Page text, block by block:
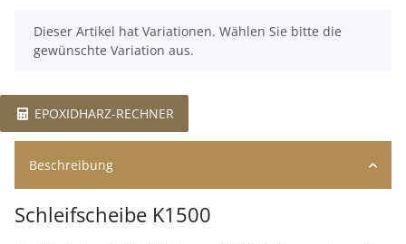
x
Dieser Artikel hat Variationen. Wählen Sie bitte die
gewünschte Variation aus.
EPOXIDHARZ-RECHNER
Beschreibung
Schleifscheibe K1500